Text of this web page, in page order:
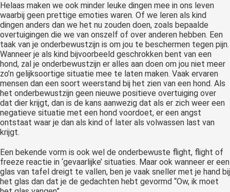
Helaas maken we ook minder leuke dingen mee in ons leven
waarbij geen prettige emoties waren. Of we leren als kind
dingen anders dan we het nu zouden doen, zoals bepaalde
overtuigingen die we van onszelf of over anderen hebben. Een
taak van je onderbewustzijn is om jou te beschermen tegen pijn.
Wanneer je als kind bijvoorbeeld geschrokken bent van een
hond, zal je onderbewustzijn er alles aan doen om jou niet meer
zo’n gelijksoortige situatie mee te laten maken. Vaak ervaren
mensen dan een soort weerstand bij het zien van een hond. Als
het onderbewustzijn geen nieuwe positieve overtuiging over
dat dier krijgt, dan is de kans aanwezig dat als er zich weer een
negatieve situatie met een hond voordoet, er een angst
ontstaat waar je dan als kind of later als volwassen last van
krijgt.
Een bekende vorm is ook wel de onderbewuste flight, flight of
freeze reactie in ‘gevaarlijke’ situaties. Maar ook wanneer er een
glas van tafel dreigt te vallen, ben je vaak sneller met je hand bij
het glas dan dat je de gedachten hebt gevormd “Ow, ik moet